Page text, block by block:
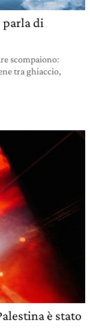
parla di
scompaiono:
tra ghiaccio,
è stato